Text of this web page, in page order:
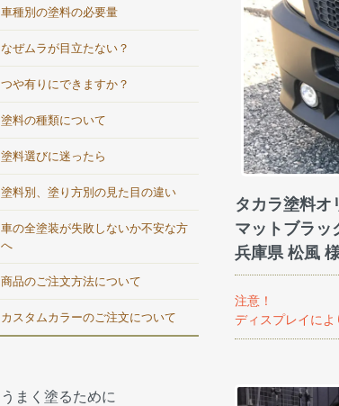
タカラ塗料オ
マットブラッ
兵庫県 松風
注意！
ディスプレイによ
車種別の塗料の必要量
なぜムラが目立たない？
つや有りにできますか？
塗料の種類について
塗料選びに迷ったら
塗料別、塗り方別の見た目の違い
車の全塗装が失敗しないか不安な方
へ
商品のご注文方法について
カスタムカラーのご注文について
うまく塗るために